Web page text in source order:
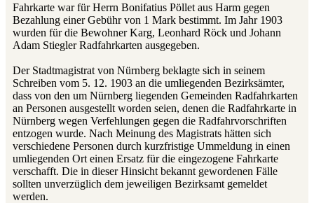
Fahrkarte war für Herrn Bonifatius Pöllet aus Harm gegen
Bezahlung einer Gebühr von 1 Mark bestimmt. Im Jahr 1903
wurden für die Bewohner Karg, Leonhard Röck und Johann
Adam Stiegler Radfahr­karten ausgegeben.
Der Stadtmagistrat von Nürnberg beklagte sich in seinem
Schreiben vom 5. 12. 1903 an die umliegenden Bezirksämter,
dass von den um Nürnberg liegenden Gemeinden Radfahrkarten
an Personen ausgestellt worden seien, denen die Radfahrkarte in
Nürnberg wegen Verfehlungen gegen die Radfahrvorschriften
entzogen wurde. Nach Meinung des Magistrats hätten sich
verschiedene Personen durch kurzfristige Ummeldung in einen
umliegenden Ort einen Ersatz für die eingezogene Fahrkarte
verschafft. Die in dieser Hinsicht bekannt gewordenen Fälle
sollten unverzüglich dem jeweiligen Bezirksamt gemeldet
werden.